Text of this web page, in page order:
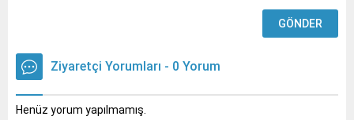
Ziyaretçi Yorumları - 0 Yorum
Henüz yorum yapılmamış.